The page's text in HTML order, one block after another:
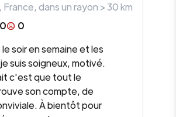
, France, dans un rayon >30km
0
0
soir en semaine et les
suis soigneux, motivé.
c'est que tout le
son compte, de
À bientôt pour